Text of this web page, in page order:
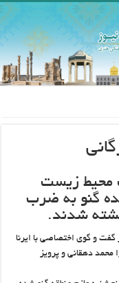
محیط زیست
گنو به ضرب
شدند.
و گوی اختصاصی با ایرنا
محمد دهقانی و پرویز